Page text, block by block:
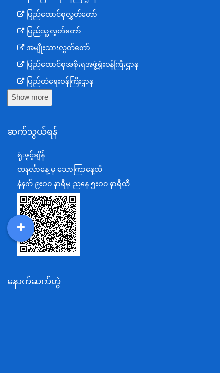
ပြည်ထောင်စုလွှတ်တော်
ပြည်သူ့လွှတ်တော်
အမျိုးသားလွှတ်တော်
ပြည်ထောင်စုအစိုးရအဖွဲ့ရုံးဝန်ကြီးဌာန
ပြည်ထဲရေးဝန်ကြီးဌာန
ကာကွယ်ရေးဝန်ကြီးဌာန
စီမံကိန်း၊ဘဏ္ဍာရေးနှင့်စက်မှုဝန်ကြီးဌာန
အပြည်ပြည်ဆိုင်ရာပူးပေါင်းဆောင်ရွက်ရေးဝန်ကြီးဌာန
ပြန်ကြားရေးဝန်ကြီးဌာန
သာသနာရေးနှင့် ယဉ်ကျေးမှုဝန်ကြီးဌာန
စိုက်ပျိုးရေး၊မွေးမြူရေးနှင့်ဆည်မြောင်းဝန်ကြီးဌာန
ပို့ဆောင်ရေးနှင့်ဆက်သွယ်ရေးဝန်ကြီးဌာန
သယံဇာတနှင့်ပတ်ဝန်းကျင်ထိန်းသိမ်းရေးဝန်ကြီးဌာန
အလုပ်သမား၊လူဝင်မှုကြီးကြပ်ရေးနှင့်ပြည်သူ့အင်အား
Show more
ဆက်သွယ်ရန်
ရုံးဖွင့်ချိန်
တနင်္လာနေ့ မှ သောကြာနေ့ထိ
နံနက် ၉းဝ၀ နာရီမှ ညနေ ၅းဝ၀ နာရီထိ
နောက်ဆက်တွဲ
MOS
DSW
DDM